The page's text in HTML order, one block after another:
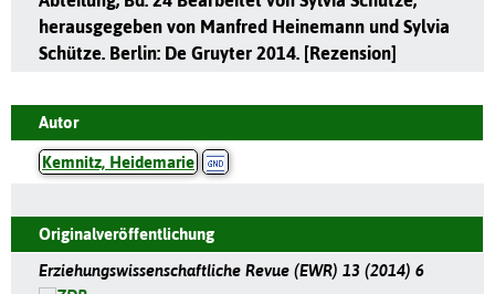
herausgegeben von Manfred Heinemann und Sylvia
Schütze. Berlin: De Gruyter 2014. [Rezension]
Autor
Kemnitz, Heidemarie
Originalveröffentlichung
Erziehungswissenschaftliche Revue (EWR) 13 (2014) 6